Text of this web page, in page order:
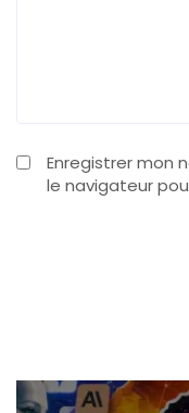
Enregistrer mon
le navigateur